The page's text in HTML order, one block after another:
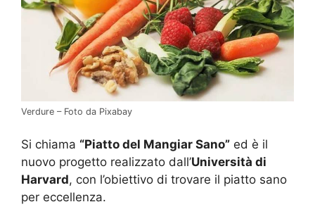
Verdure – Foto da Pixabay
Si chiama “Piatto del Mangiar Sano” ed è il
nuovo progetto realizzato dall’Università di
Harvard, con l’obiettivo di trovare il piatto sano
per eccellenza.